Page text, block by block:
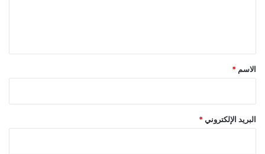
*
الاسم *
البريد الإلكتروني*